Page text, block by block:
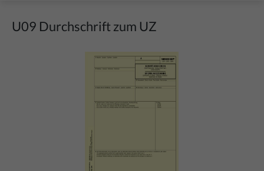
U09 Durchschrift zum UZ
Bildergalerie überspringen